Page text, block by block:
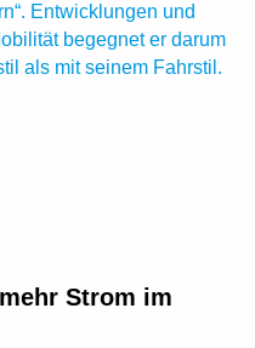
Entwicklungen und
begegnet er darum
als mit seinem Fahrstil.
Strom im